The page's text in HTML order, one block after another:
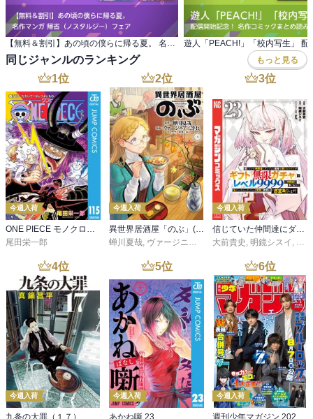
同じジャンルのランキング もっと見る
1位
今週入荷
ONE PIECE モノクロ版 115
尾田栄一郎
2位
今週入荷
異世界居酒屋「のぶ」(22)
蝉川夏哉, ヴァージニア二等兵 ,転
3位
今週入荷
信じていた仲間達にダンジョン奥地で殺されかけたがギフト『無限ガチャ』でレベル９９９９の仲間達を手に入れて元パーティーメンバーと世界に復讐＆『ざまぁ！』します！（２３）
大前貴史 , 明鏡シスイ , ｔ
4位
今週入荷
5位
今週入荷
6位
今週入荷